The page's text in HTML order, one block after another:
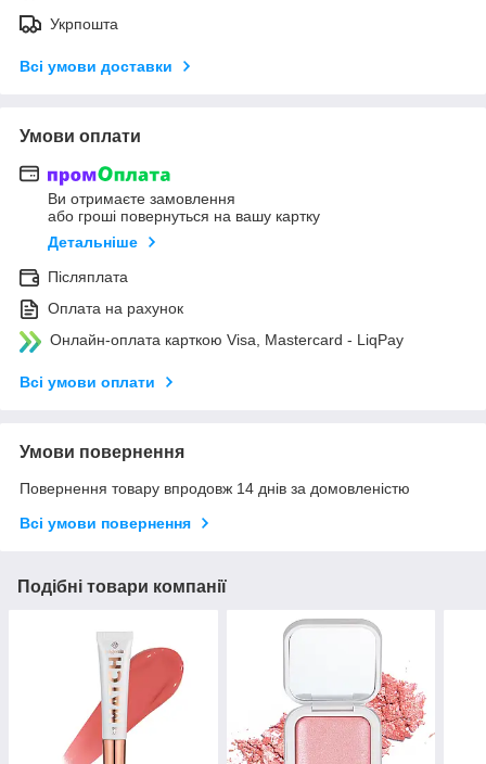
Укрпошта
Всі умови доставки
Умови оплати
Ви отримаєте замовлення
або гроші повернуться на вашу картку
Детальніше
Післяплата
Оплата на рахунок
Онлайн-оплата карткою Visa, Mastercard - LiqPay
Всі умови оплати
Умови повернення
Повернення товару впродовж 14 днів за домовленістю
Всі умови повернення
Подібні товари компанії